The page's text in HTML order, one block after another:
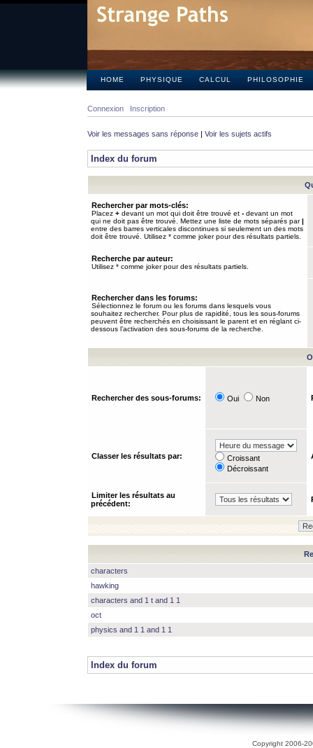
HOME PHYSIQUE CALCUL PHILOSOPHIE
Connexion Inscription
Voir les messages sans réponse | Voir les sujets actifs
Index du forum
Rechercher par mots-clés:
Placez + devant un mot qui doit être trouvé et - devant un mot
qui ne doit pas être trouvé. Mettez une liste de mots séparés par|
entre des barres verticales discontinues si seulement un des mots
doit être trouvé. Utilisez * comme joker pour des résultats partiels.
Recherche par auteur:
Utilisez * comme joker pour des résultats partiels.
Rechercher dans les forums:
Sélectionnez le forum ou les forums dans lesquels vous
souhaitez rechercher. Pour plus de rapidité, tous les sous-forums
peuvent être recherchés en choisissant le parent et en réglant ci-
dessous l’activation des sous-forums de la recherche.
Rechercher des sous-forums: Oui Non
Classer les résultats par:
Croissant
Décroissant
Limiter les résultats au
précédent:
characters
hawking
characters and 1 t and 1 1
oct
physics and 1 1 and 1 1
Index du forum
Copyright 2006-